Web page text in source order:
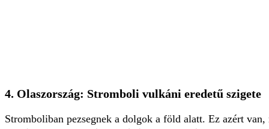
4. Olaszország: Stromboli vulkáni eredetű szigete
Stromboliban pezsegnek a dolgok a föld alatt. Ez azért